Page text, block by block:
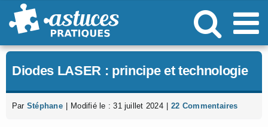
Passer
au
Diodes LASER : principe et technologie
Par Stéphane Modifié le : 31 juillet 2024 22 Commentaires